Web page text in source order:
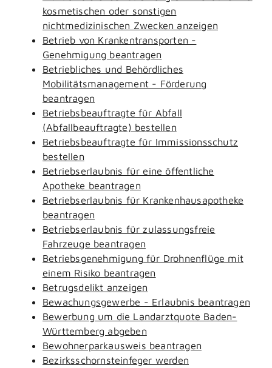
kosmetischen oder sonstigen
nichtmedizinischen Zwecken anzeigen
Betrieb von Krankentransporten -
Genehmigung beantragen
Betriebliches und Behördliches
Mobilitätsmanagement - Förderung
beantragen
Betriebsbeauftragte für Abfall
(Abfallbeauftragte) bestellen
Betriebsbeauftragte für Immissionsschutz
bestellen
Betriebserlaubnis für eine öffentliche
Apotheke beantragen
Betriebserlaubnis für Krankenhausapotheke
beantragen
Betriebserlaubnis für zulassungsfreie
Fahrzeuge beantragen
Betriebsgenehmigung für Drohnenflüge mit
einem Risiko beantragen
Betrugsdelikt anzeigen
Bewachungsgewerbe - Erlaubnis beantragen
Bewerbung um die Landarztquote Baden-
Württemberg abgeben
Bewohnerparkausweis beantragen
Bezirksschornsteinfeger werden